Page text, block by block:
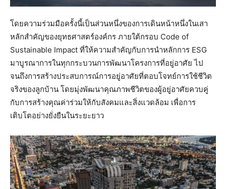
โดยความร่วมมือครั้งนี้เป็นส่วนหนึ่งของการเดินหน้าหนึ่งในเสา
หลักสำคัญของยุทธศาสตร์องค์กร ภายใต้กรอบ Code of
Sustainable Impact ที่ให้ความสำคัญกับการนำหลักการ ESG
มาบูรณาการในทุกกระบวนการพัฒนาโครงการที่อยู่อาศัย ไป
จนถึงการสร้างประสบการณ์การอยู่อาศัยที่ตอบโจทย์การใช้ชีวิต
จริงของลูกบ้าน โดยมุ่งพัฒนาคุณภาพชีวิตของผู้อยู่อาศัยควบคู่
กับการสร้างคุณค่าร่วมให้กับสังคมและสิ่งแวดล้อม เพื่อการ
เติบโตอย่างยั่งยืนในระยะยาว